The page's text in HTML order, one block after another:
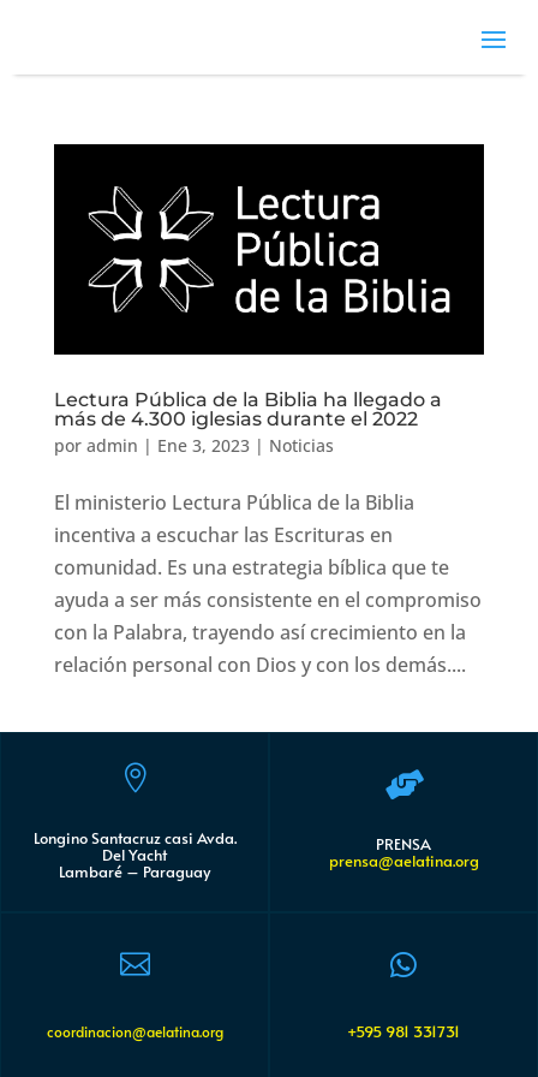
Lectura Pública de la Biblia ha llegado a
más de 4.300 iglesias durante el 2022
por admin | Ene 3, 2023| Noticias
El ministerio Lectura Pública de la Biblia
incentiva a escuchar las Escrituras en
comunidad. Es una estrategia bíblica que te
ayuda a ser más consistente en el compromiso
con la Palabra, trayendo así crecimiento en la
relación personal con Dios y con los demás....

Longino Santacruz casi Avda.
Del Yacht
Lambaré – Paraguay

coordinacion@aelatina.org

PRENSA
prensa@aelatina.org

+595 981 331731